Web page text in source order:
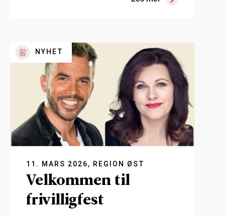
11. MARS 2026, REGION ØST
Velkommen til
frivilligfest
NYHET